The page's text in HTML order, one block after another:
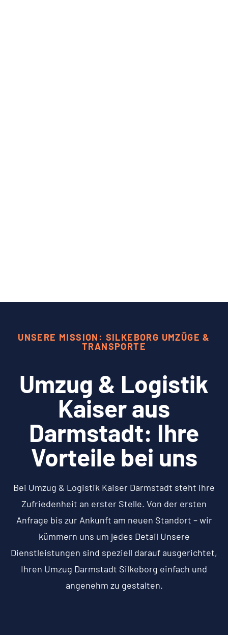
UNSERE MISSION: SILKEBORG UMZÜGE &
TRANSPORTE
Umzug & Logistik
Kaiser aus
Darmstadt: Ihre
Vorteile bei uns
Bei Umzug & Logistik Kaiser Darmstadt steht Ihre
Zufriedenheit an erster Stelle. Von der ersten
Anfrage bis zur Ankunft am neuen Standort – wir
kümmern uns um jedes Detail Unsere
Dienstleistungen sind speziell darauf ausgerichtet,
Ihren Umzug Darmstadt Silkeborg einfach und
angenehm zu gestalten.